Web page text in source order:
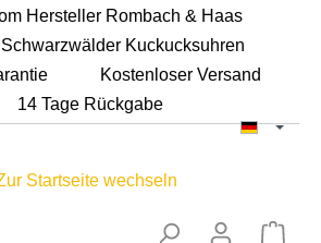
Hersteller Rombach & Haas
Kuckucksuhren
Kostenloser Versand
14 Tage Rückgabe